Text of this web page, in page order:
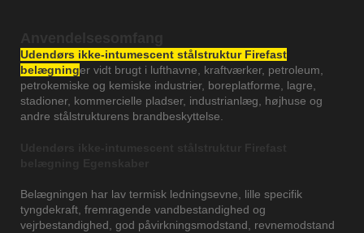
Udendørs ikke-intumescent stålstruktur Firefast
belægninger vidt brugt i lufthavne, kraftværker, petroleum,
petrokemiske og kemiske industrier, boreplatforme, lagre,
stadioner, kommercielle pladser, industrianlæg, højhuse og
andre stålstrukturens brandbeskyttelse.
Belægningen har lav termisk ledningsevne, lille specifik
tyngdekraft, fremragende vandbestandighed og
vejrbestandighed, god påvirkningsmodstand, revnemodstand